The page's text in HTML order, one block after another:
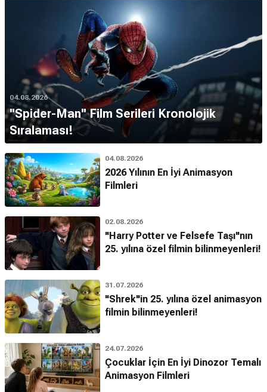
04.08.2026
''Spider-Man'' Film Serileri Kronolojik
Sıralaması!
04.08.2026
2026 Yılının En İyi Animasyon
Filmleri
02.08.2026
"Harry Potter ve Felsefe Taşı"nın
25. yılına özel filmin bilinmeyenleri!
31.07.2026
"Shrek"in 25. yılına özel animasyon
filmin bilinmeyenleri!
24.07.2026
Çocuklar İçin En İyi Dinozor Temalı
Animasyon Filmleri